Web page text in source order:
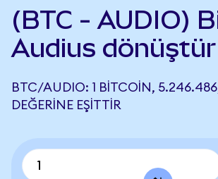
(BTC - AUDIO)
Audius dönüştür
BTC/AUDIO: 1 BITCOIN,
DEĞERINE EŞITTIR